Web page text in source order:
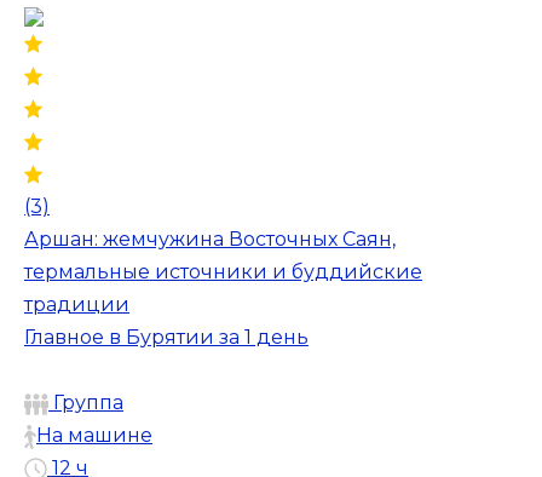
(3)
Аршан: жемчужина Восточных Саян,
термальные источники и буддийские
традиции
Главное в Бурятии за 1 день
Группа
На машине
12 ч